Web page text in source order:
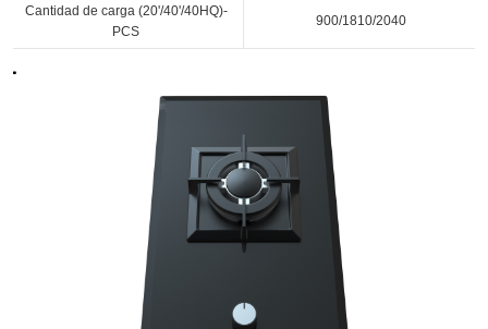
Cantidad de carga (20'/40'/40HQ)-
PCS
900/1810/2040